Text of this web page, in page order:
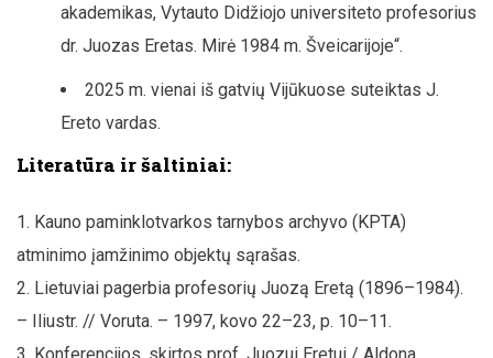
akademikas, Vytauto Didžiojo universiteto profesorius
dr. Juozas Eretas. Mirė 1984 m. Šveicarijoje“.
2025 m. vienai iš gatvių Vijūkuose suteiktas J.
Ereto vardas.
Literatūra ir šaltiniai:
Kauno paminklotvarkos tarnybos archyvo (KPTA)
atminimo įamžinimo objektų sąrašas.
Lietuviai pagerbia profesorių Juozą Eretą (1896–1984).
– Iliustr. // Voruta. – 1997, kovo 22–23, p. 10–11.